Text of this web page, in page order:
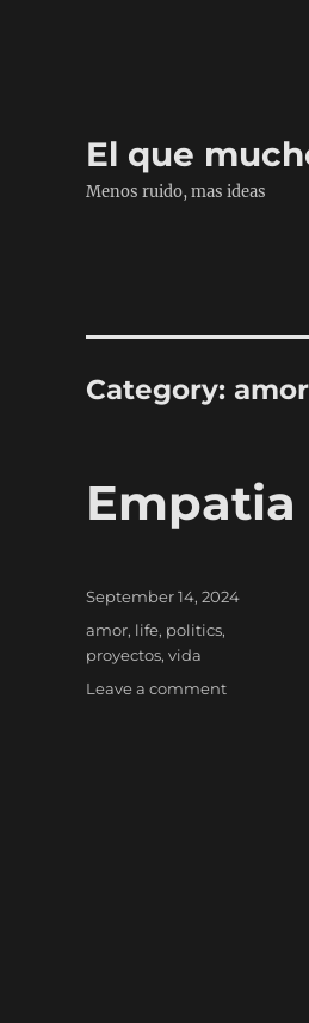
El que
Menos ruido, mas ideas
Category: amor
Empatia
Posted
September 14, 2024
Categories
amor, life, politics,
proyectos, vida
Leave a commenton